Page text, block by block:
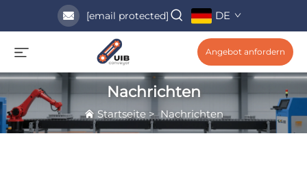
[email protected] DE
Angebot anfordern
Nachrichten
Startseite>Nachrichten